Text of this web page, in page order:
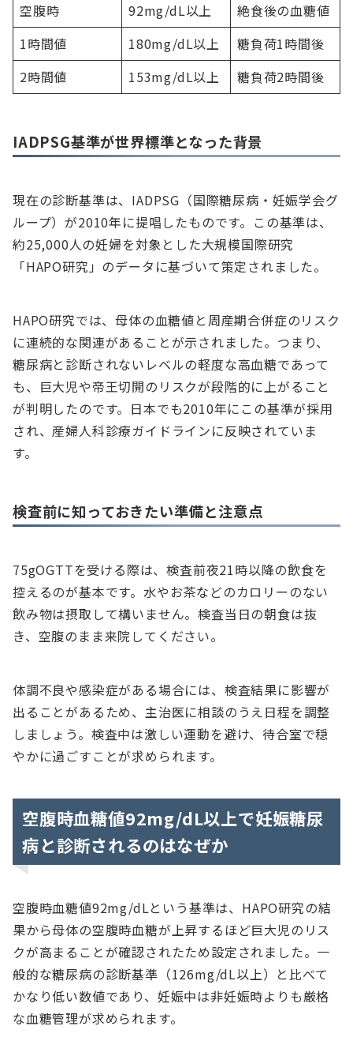
空腹時
92mg/dL以上
絶食後の血糖値
1時間値
180mg/dL以上
糖負荷1時間後
2時間値
153mg/dL以上 糖負荷2時間後
IADPSG基準が世界標準となった背景
現在の診断基準は、IADPSG（国際糖尿病・妊娠学会グ
ループ）が2010年に提唱したものです。この基準は、
約25,000人の妊婦を対象とした大規模国際研究
「HAPO研究」のデータに基づいて策定されました。
HAPO研究では、母体の血糖値と周産期合併症のリスク
に連続的な関連があることが示されました。つまり、
糖尿病と診断されないレベルの軽度な高血糖であって
も、巨大児や帝王切開のリスクが段階的に上がること
が判明したのです。日本でも2010年にこの基準が採用
され、産婦人科診療ガイドラインに反映されていま
す。
検査前に知っておきたい準備と注意点
75gOGTTを受ける際は、検査前夜21時以降の飲食を
控えるのが基本です。水やお茶などのカロリーのない
飲み物は摂取して構いません。検査当日の朝食は抜
き、空腹のまま来院してください。
体調不良や感染症がある場合には、検査結果に影響が
出ることがあるため、主治医に相談のうえ日程を調整
しましょう。検査中は激しい運動を避け、待合室で穏
やかに過ごすことが求められます。
空腹時血糖値92mg/dL以上で妊娠糖尿
病と診断されるのはなぜか
空腹時血糖値92mg/dLという基準は、HAPO研究の結
果から母体の空腹時血糖が上昇するほど巨大児のリス
クが高まることが確認されたため設定されました。一
般的な糖尿病の診断基準（126mg/dL以上）と比べて
かなり低い数値であり、妊娠中は非妊娠時よりも厳格
な血糖管理が求められます。